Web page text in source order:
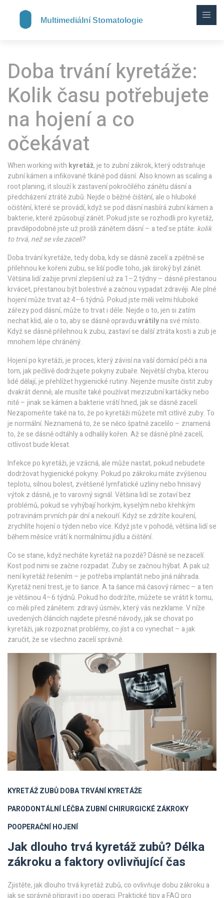
Doba trvání kyretáže:
Kolik času potřebujete
na hojení a co
očekávat
When working with kyretáž,je to zubní zákrok, který odstraňuje
zubní kámen a infikované tkáně pod dásní. Also known as scaling a
root planing, itslouží k zastavení pokročilého zánětu dásní a
předcházení ztrátě zubů.Nejde o běžné čištění, ale o hluboké
očištění, které se provádí, když se pod dásní nasbírá zubní kámen a
bakterie, které způsobují zánět. Pokud jste se rozhodli pro kyretáž,
pravděpodobně jste už prošli zánětem dásní – a teď se ptáte: kolik
to trvá, než se vše zacelí?
Doba trvání kyretáže,tedy doba, kdy se dásně zacelí a zpětně se
přilehnou ke kořeni zubu, se liší podle toho, jak široký byl zánět.
Většina lidí zažije první zlepšení už za 1–2 týdny – dásně přestanou
krvácet, přestanou být bolestivé a začnou vypadat zdravěji. Ale plné
hojení může trvat až 4–6 týdnů. Pokud jste měli velmi hluboké
zářezy pod dásní, může to trvat i déle. Nejde o to, jen si zatím
nechat klid, ale o to, aby se dásně opravduvrátilyna své místo.
Když se dásně přilehnou k zubu, zastaví se další ztráta kosti a zub je
mnohem lépe chráněný.
Hojení po kyretáži,je proces, který závisí na vaší domácí péči a na
tom, jak pečlivě dodržujete pokyny zubaře. Největší chyba, kterou
lidé dělají, je přehlížet hygienické rutiny. Nejenže musíte čistit zuby
dvakrát denně, ale musíte také používat mezizubní kartáčky nebo
nitě – jinak se kámen a bakterie vrátí hned, jak se dásně zacelí.
Nezapomeňte také na to, že po kyretáži můžete mít citlivé zuby. To
je normální. Neznamená to, že se něco špatně zacelilo – znamená
to, že se dásně odtáhly a odhalily kořen. Až se dásně plně zacelí,
citlivost bude klesat.
Infekce po kyretáži,je vzácná, ale může nastat, pokud nebudete
dodržovat hygienické pokyny. Pokud po zákroku máte zvýšenou
teplotu, silnou bolest, zvětšené lymfatické uzliny nebo hnisavý
výtok z dásně, je to varovný signál. Většina lidí se zotaví bez
problémů, pokud se vyhýbají horkým, kyselým nebo křehkým
potravinám prvních pár dní a nekouří. Když se zdržíte kouření,
zrychlíte hojení o týden nebo více. Když jste v pohodě, většina lidí se
během měsíce vrátí k normálnímu jídlu a čištění.
Co se stane, když necháte kyretáž na pozdě? Dásně se nezacelí.
Kost pod nimi se začne rozpadat. Zuby se začnou hýbat. A pak už
není kyretáž řešením – je potřeba implantát nebo jiná náhrada.
Kyretáž není trest, je to šance. A ta šance má časový rámec – a ten
je většinou 4–6 týdnů. Pokud ho dodržíte, můžete se vrátit k tomu,
co měli před zánětem: zdravý úsměv, který vás nezklame. V níže
uvedených článcích najdete přesné návody, jak se chovat po
kyretáži, jak rozpoznat problémy, co jíst a co vynechat – a jak
zaručit, že se všechno zacelí správně.
KYRETÁŽ ZUBŮDOBA TRVÁNÍ KYRETÁŽE
PARODONTÁLNÍ LÉČBAZUBNÍ CHIRURGICKÉ ZÁKROKY
POOPERAČNÍ HOJENÍ
Jak dlouho trvá kyretáž zubů? Délka
zákroku a faktory ovlivňující čas
Zjistěte, jak dlouho trvá kyretáž zubů, co ovlivňuje dobu zákroku a
jak se správně připravit i po operaci. Praktické tipy a FAQ pro